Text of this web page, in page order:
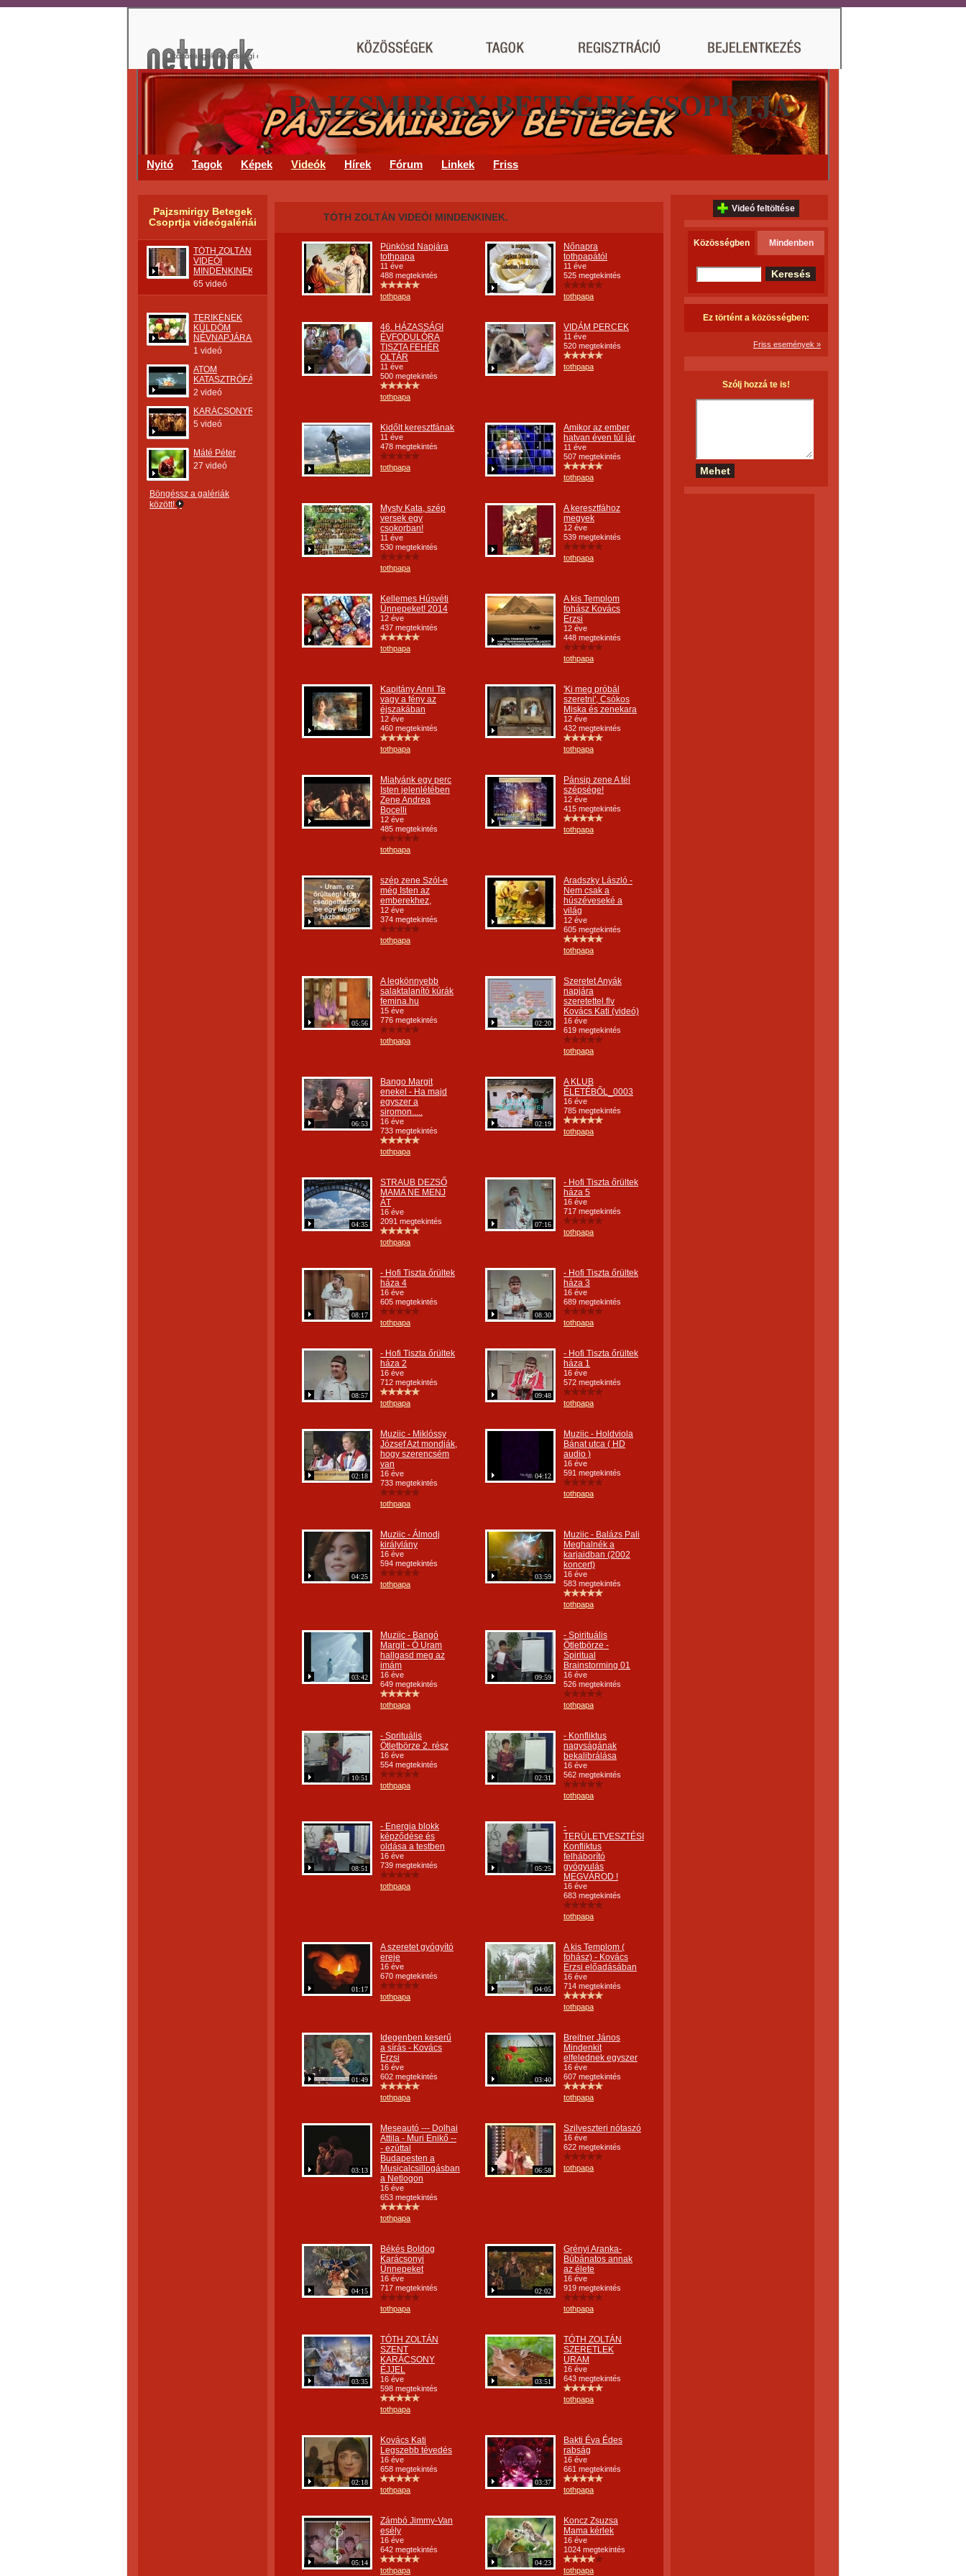
PAJZSMIRIGY BETEGEK CSOPRTJA
Nyitó Tagok Képek Videók Hírek Fórum Linkek Friss
Pajzsmirigy Betegek
Csoprtja videógalériái
TÓTH ZOLTÁN
VIDEÓI
MINDENKINEK.
65 videó
TERIKÉNEK
KÜLDÖM
NÉVNAPJÁRA.
1 videó
ATOM
KATASZTRÓFÁK
2 videó
KARÁCSONYRA
5 videó
Máté Péter
27 videó
Böngéssz a galériák
között!
TÓTH ZOLTÁN VIDEÓI MINDENKINEK.
Pünkösd Napjára
tothpapa
11 éve
488 megtekintés
tothpapa
Nőnapra
tothpapától
11 éve
525 megtekintés
tothpapa
46. HÁZASSÁGI
ÉVFODULÓRA
TISZTA FEHÉR
OLTÁR
11 éve
500 megtekintés
tothpapa
VIDÁM PERCEK
11 éve
520 megtekintés
tothpapa
Kidőlt keresztfának
11 éve
478 megtekintés
tothpapa
Amikor az ember
hatvan éven túl jár
11 éve
507 megtekintés
tothpapa
Mysty Kata, szép
versek egy
csokorban!
11 éve
530 megtekintés
tothpapa
A keresztfához
megyek
12 éve
539 megtekintés
tothpapa
Kellemes Húsvéti
Ünnepeket! 2014
12 éve
437 megtekintés
tothpapa
A kis Templom
fohász Kovács
Erzsi
12 éve
448 megtekintés
tothpapa
Kapitány Anni Te
vagy a fény az
éjszakában
12 éve
460 megtekintés
tothpapa
'Ki meg próbál
szeretni', Csókos
Miska és zenekara
12 éve
432 megtekintés
tothpapa
Miatyánk egy perc
Isten jelenlétében
Zene Andrea
Bocelli
12 éve
485 megtekintés
tothpapa
Pánsip zene A tél
szépsége!
12 éve
415 megtekintés
tothpapa
szép zene Szól-e
még Isten az
emberekhez,
12 éve
374 megtekintés
tothpapa
Aradszky László -
Nem csak a
húszéveseké a
világ
12 éve
605 megtekintés
tothpapa
05:56
A legkönnyebb
salaktalanító kúrák
femina.hu
15 éve
776 megtekintés
tothpapa
02:20
Szeretet Anyák
napjára
szeretettel.flv
Kovács Kati (videó)
16 éve
619 megtekintés
tothpapa
06:53
Bango Margit
enekel - Ha majd
egyszer a
siromon.....
16 éve
733 megtekintés
tothpapa
02:19
A KLUB
ÉLETÉBŐL_0003
16 éve
785 megtekintés
tothpapa
04:35
STRAUB DEZSŐ
MAMA NE MENJ
ÁT
16 éve
2091 megtekintés
tothpapa
07:16
- Hofi Tiszta őrültek
háza 5
16 éve
717 megtekintés
tothpapa
08:17
- Hofi Tiszta őrültek
háza 4
16 éve
605 megtekintés
tothpapa
08:30
- Hofi Tiszta őrültek
háza 3
16 éve
689 megtekintés
tothpapa
08:57
- Hofi Tiszta őrültek
háza 2
16 éve
712 megtekintés
tothpapa
09:48
- Hofi Tiszta őrültek
háza 1
16 éve
572 megtekintés
tothpapa
02:18
Muziic - Miklóssy
József Azt mondják,
hogy szerencsém
van
16 éve
733 megtekintés
tothpapa
04:12
Muziic - Holdviola
Bánat utca ( HD
audio )
16 éve
591 megtekintés
tothpapa
04:25
Muziic - Álmodj
királylány
16 éve
594 megtekintés
tothpapa
03:59
Muziic - Balázs Pali
Meghalnék a
karjaidban (2002
koncert)
16 éve
583 megtekintés
tothpapa
03:42
Muziic - Bangó
Margit - Ó Uram
hallgasd meg az
imám
16 éve
649 megtekintés
tothpapa
09:59
- Spirituális
Ötletbörze -
Spiritual
Brainstorming 01
16 éve
526 megtekintés
tothpapa
10:51
- Sprituális
Ötletbörze 2. rész
16 éve
554 megtekintés
tothpapa
02:31
- Konfliktus
nagyságának
bekalibrálása
16 éve
562 megtekintés
tothpapa
08:51
- Energia blokk
képződése és
oldása a testben
16 éve
739 megtekintés
tothpapa
05:25
-
TERÜLETVESZTÉSI
Konfliktus
felháborító
gyógyulás
MEGVÁROD !
16 éve
683 megtekintés
tothpapa
01:17
A szeretet gyógyító
ereje
16 éve
670 megtekintés
tothpapa
04:05
A kis Templom (
fohász) - Kovács
Erzsi előadásában
16 éve
714 megtekintés
tothpapa
01:49
Idegenben keserű
a sírás - Kovács
Erzsi
16 éve
602 megtekintés
tothpapa
03:40
Breitner János
Mindenkit
elfelednek egyszer
16 éve
607 megtekintés
tothpapa
03:13
Meseautó --- Dolhai
Attila - Muri Enikő --
- ezúttal
Budapesten a
Musicalcsillogásban
a Netlogon
16 éve
653 megtekintés
tothpapa
06:58
Szilveszteri nótaszó
16 éve
622 megtekintés
tothpapa
04:15
Békés Boldog
Karácsonyi
Ünnepeket
16 éve
717 megtekintés
tothpapa
02:02
Grényi Aranka-
Búbánatos annak
az élete
16 éve
919 megtekintés
tothpapa
03:35
TÓTH ZOLTÁN
SZENT
KARÁCSONY
ÉJJEL
16 éve
598 megtekintés
tothpapa
03:51
TÓTH ZOLTÁN
SZERETLEK
URAM
16 éve
643 megtekintés
tothpapa
02:18
Kovács Kati
Legszebb tévedés
16 éve
658 megtekintés
tothpapa
03:37
Bakti Éva Édes
rabság
16 éve
661 megtekintés
tothpapa
05:14
Zámbó Jimmy-Van
esély
16 éve
642 megtekintés
tothpapa
04:23
Koncz Zsuzsa
Mama kérlek
16 éve
1024 megtekintés
tothpapa
Videó feltöltése
Közösségben Mindenben
Ez történt a közösségben:
Friss események »
Szólj hozzá te is!